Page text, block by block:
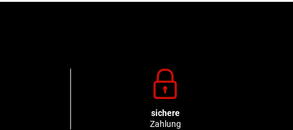
sichere
Zahlung